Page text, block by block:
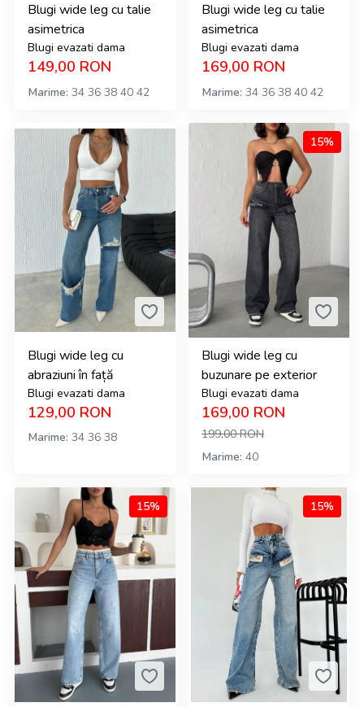
Blugi wide leg cu talie
asimetrica
Blugi evazati dama
149,00 RON
Marime 34 36 38 40 42
Blugi wide leg cu talie
asimetrica
Blugi evazati dama
169,00 RON
Marime 34 36 38 40 42
Blugi wide leg cu
abraziuni în față
Blugi evazati dama
129,00 RON
Marime 34 36 38
15%
Blugi wide leg cu
buzunare pe exterior
Blugi evazati dama
169,00 RON
199,00RON
Marime 40
15% 15%